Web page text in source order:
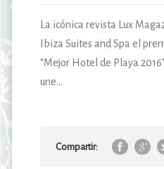
La icónica revista Lux
Ibiza Suites and Spa el
“Mejor Hotel de Playa
une...
Compartir: